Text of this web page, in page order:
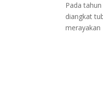
Pada
diangkat
merayakan